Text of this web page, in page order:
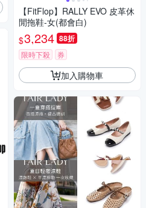
【FitFlop】RALLY EVO 皮革休
閒拖鞋-女(都會白)
$3,234 88折
限時下殺 券
加入購物車